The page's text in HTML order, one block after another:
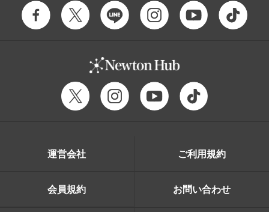
運営会社 ご利用規約
会員規約 お問い合わせ